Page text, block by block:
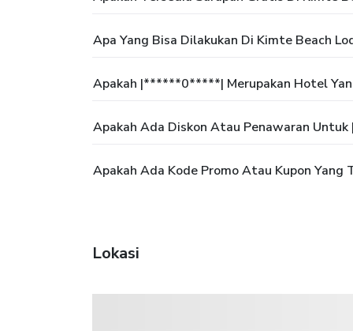
Apa Yang Bisa Dilakukan Di Kimte Beach
Apakah |******0*****| Merupakan Hotel
Apakah Ada Diskon Atau Penawaran
Apakah Ada Kode Promo Atau Kupon
Lokasi